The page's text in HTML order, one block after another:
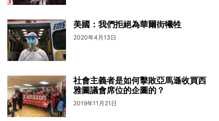
美國：我們拒絕為華爾街犧牲
2020年4月13日
社會主義者是如何擊敗亞馬遜收買西
雅圖議會席位的企圖的？
2019年11月21日